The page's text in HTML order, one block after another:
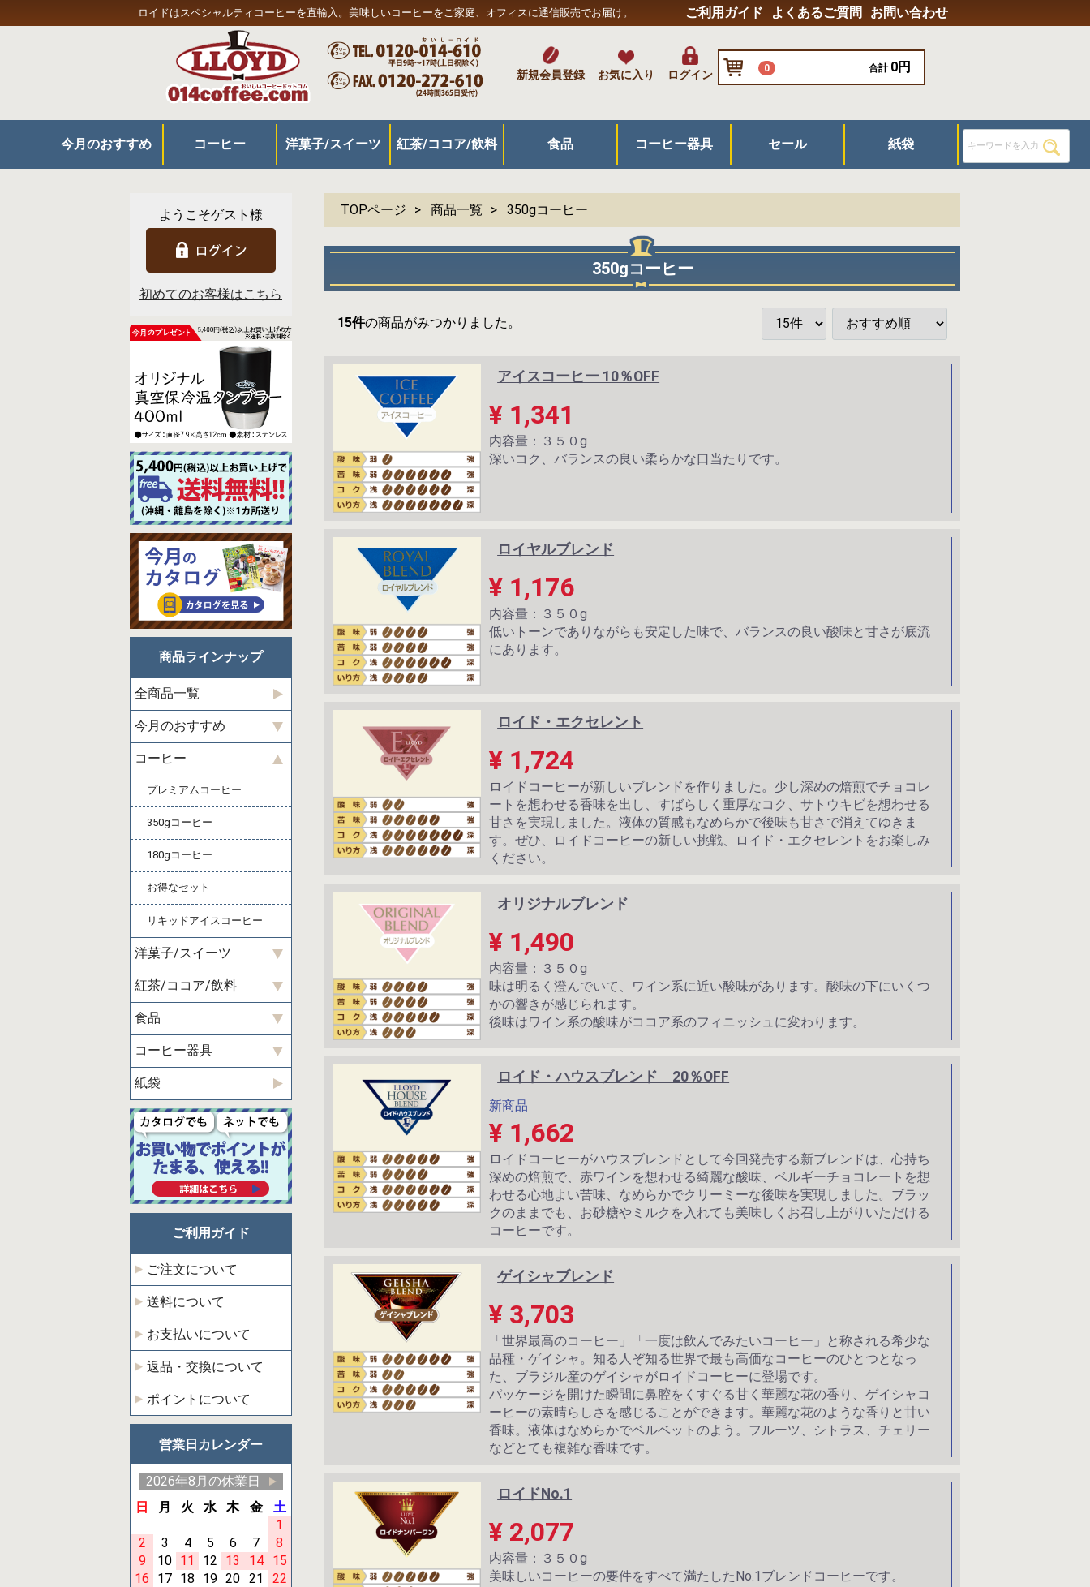
ロイドはスペシャルティコーヒーを直輸入。美味しいコーヒーをご家庭、オフィスに通信販売でお届け。 ご利用ガイド よくあるご質問 お問い合わせ
新規会員登録 お気に入り ログイン
0 合計 0円
今月のおすすめ コーヒー 洋菓子/スイーツ 紅茶/ココア/飲料 食品 コーヒー器具 セール 紙袋
ようこそゲスト様
初めてのお客様はこちら
商品ラインナップ
全商品一覧
今月のおすすめ
コーヒー
プレミアムコーヒー
350gコーヒー
180gコーヒー
お得なセット
リキッドアイスコーヒー
洋菓子/スイーツ
紅茶/ココア/飲料
食品
コーヒー器具
紙袋
ご利用ガイド
ご注文について
送料について
お支払いについて
返品・交換について
ポイントについて
営業日カレンダー
2026年8月の休業日
日
月 火 水 木 金
土
1
2
3 4 5 6 7
8
9
10 11 12 13 14
15
16
17 18 19 20 21
22
TOPページ 商品一覧 350gコーヒー
350gコーヒー
15件の商品がみつかりました。
アイスコーヒー 10％OFF
¥ 1,341
内容量：３５０g
深いコク、バランスの良い柔らかな口当たりです。
ロイヤルブレンド
¥ 1,176
内容量：３５０g
低いトーンでありながらも安定した味で、バランスの良い酸味と甘さが底流
にあります。
ロイド・エクセレント
¥ 1,724
ロイドコーヒーが新しいブレンドを作りました。少し深めの焙煎でチョコレ
ートを想わせる香味を出し、すばらしく重厚なコク、サトウキビを想わせる
甘さを実現しました。液体の質感もなめらかで後味も甘さで消えてゆきま
す。ぜひ、ロイドコーヒーの新しい挑戦、ロイド・エクセレントをお楽しみ
ください。
オリジナルブレンド
¥ 1,490
内容量：３５０g
味は明るく澄んでいて、ワイン系に近い酸味があります。酸味の下にいくつ
かの響きが感じられます。
後味はワイン系の酸味がココア系のフィニッシュに変わります。
ロイド・ハウスブレンド 20％OFF
新商品
¥ 1,662
ロイドコーヒーがハウスブレンドとして今回発売する新ブレンドは、心持ち
深めの焙煎で、赤ワインを想わせる綺麗な酸味、ベルギーチョコレートを想
わせる心地よい苦味、なめらかでクリーミーな後味を実現しました。ブラッ
クのままでも、お砂糖やミルクを入れても美味しくお召し上がりいただける
コーヒーです。
ゲイシャブレンド
¥ 3,703
「世界最高のコーヒー」「一度は飲んでみたいコーヒー」と称される希少な
品種・ゲイシャ。知る人ぞ知る世界で最も高価なコーヒーのひとつとなっ
た、ブラジル産のゲイシャがロイドコーヒーに登場です。
パッケージを開けた瞬間に鼻腔をくすぐる甘く華麗な花の香り、ゲイシャコ
ーヒーの素晴らしさを感じることができます。華麗な花のような香りと甘い
香味。液体はなめらかでベルベットのよう。フルーツ、シトラス、チェリー
などとても複雑な香味です。
ロイドNo.1
¥ 2,077
内容量：３５０g
美味しいコーヒーの要件をすべて満たしたNo.1ブレンドコーヒーです。